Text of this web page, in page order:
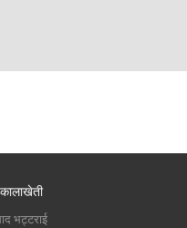
भट्टराई